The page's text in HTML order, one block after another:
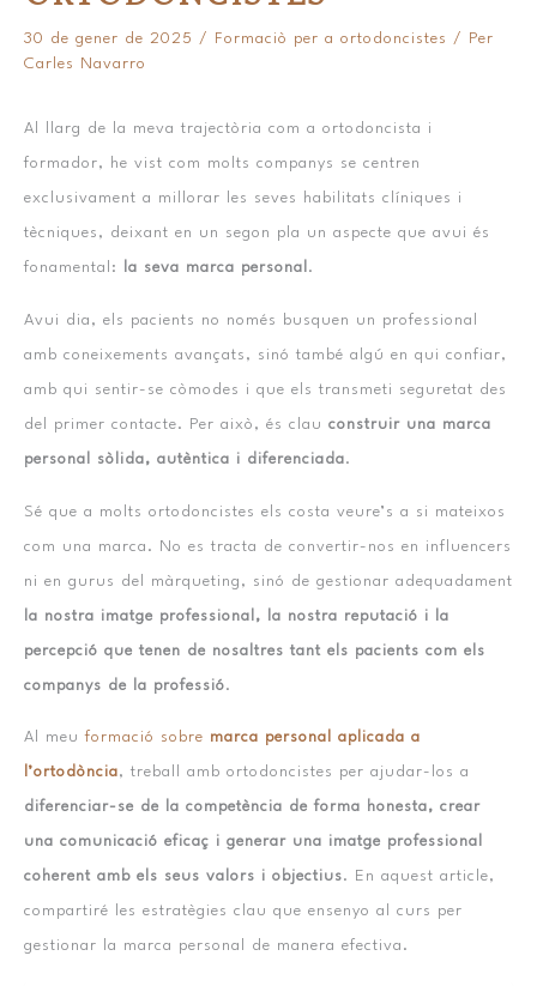
30 de gener de 2025 / Formaciò per a ortodoncistes
/ Per
Carles Navarro
Al llarg de la meva trajectòria com a ortodoncista i
formador, he vist com molts companys se centren
exclusivament a millorar les seves habilitats clíniques i
tècniques, deixant en un segon pla un aspecte que avui és
fonamental: la seva marca personal .
Avui dia, els pacients no només busquen un professional
amb coneixements avançats, sinó també algú en qui confiar,
amb qui sentir-se còmodes i que els transmeti seguretat des
del primer contacte. Per això, és clau construir una marca
personal sòlida, autèntica i diferenciada.
Sé que a molts ortodoncistes els costa veure’s a si mateixos
com una marca. No es tracta de convertir-nos en influencers
ni en gurus del màrqueting, sinó de gestionar adequadament
la nostra imatge professional, la nostra reputació i la
percepció que tenen de nosaltres tant els pacients com els
companys de la professió.
Al meuformació sobre marca personal aplicada a
l’ortodòncia, treball amb ortodoncistes per ajudar-los a
diferenciar-se de la competència de forma honesta, crear
una comunicació eficaç i generar una imatge professional
coherent amb els seus valors i objectius. En aquest article,
compartiré les estratègies clau que ensenyo al curs per
gestionar la marca personal de manera efectiva.